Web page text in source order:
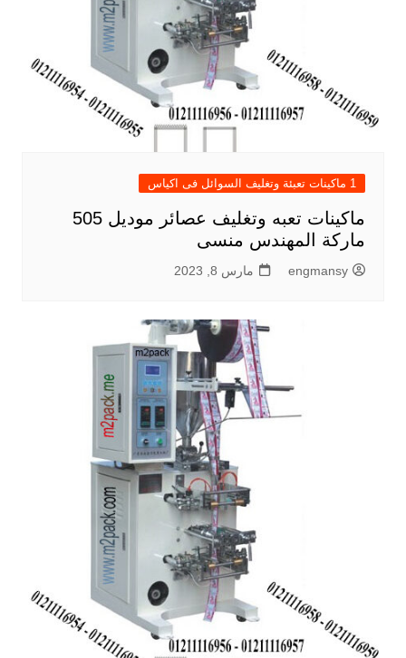
1 ماكينات تعبئة وتغليف السوائل فى اكياس
ماكينات تعبه وتغليف عصائر موديل 505
ماركة المهندس منسى
engmansy مارس 8, 2023